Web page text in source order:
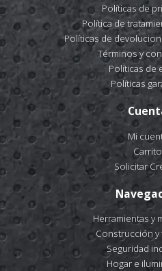
Políticas de
Política de
Políticas de
Términos y
Políticas de
Políticas
Mi
Carrito
Solicitar
Herramientas y
Construcción y
Seguridad
Hogar e